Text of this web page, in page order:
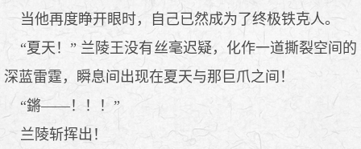
当他再度睁开眼时，自己已然成为了终极铁克人。
“夏天！” 兰陵王没有丝毫迟疑，化作一道撕裂空间的
深蓝雷霆，瞬息间出现在夏天与那巨爪之间！
“鏘——！！！”
兰陵斩挥出！